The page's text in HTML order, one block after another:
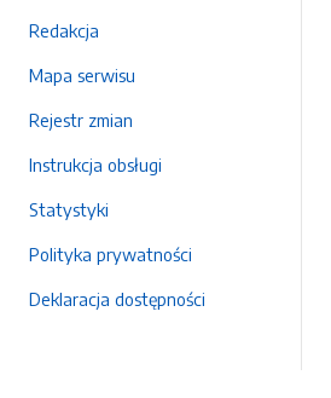
Redakcja
Mapa serwisu
Rejestr zmian
Instrukcja obsługi
Statystyki
Polityka prywatności
Deklaracja dostępności